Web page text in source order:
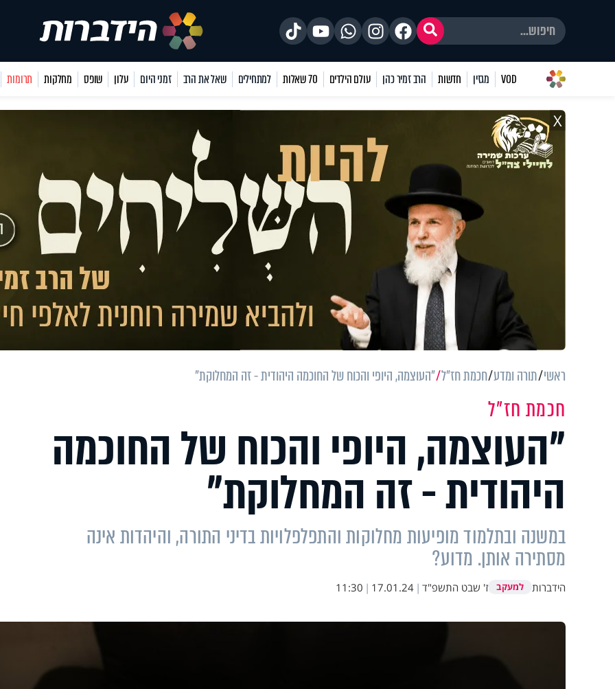
VOD מגזין חדשות הרב זמיר כהן עולם הילדים 70 שאלות למתחילים שאל את הרב זמני היום עלון שופס מחלקות תרומות
X
ראשי תורה ומדע חכמת חז"ל "העוצמה, היופי והכוח של החוכמה היהודית - זה המחלוקת"
חכמת חז"ל
"העוצמה, היופי והכוח של החוכמה
היהודית - זה המחלוקת"
במשנה ובתלמוד מופיעות מחלוקות והתפלפלויות בדיני התורה, והיהדות אינה
מסתירה אותן. מדוע?
הידברות למעקב ז' שבט התשפ"ד |
17.01.24
|
11:30